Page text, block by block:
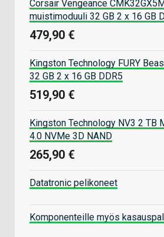
Corsair Vengeance
muistimoduuli 32 GB 2 x 16 GB
479,90 €
Kingston Technology FURY
32 GB 2 x 16 GB DDR5
519,90 €
Kingston Technology NV3 2 TB
4.0 NVMe 3D NAND
265,90 €
Datatronic pelikoneet
Komponenteille myös